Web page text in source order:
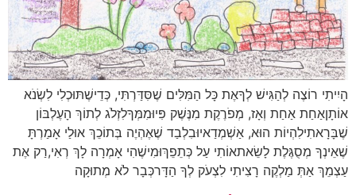
הָיִיתִי רוֹצֶה לְהַגִּישׁ לְךָאֶת כָּל הַמִּלִּים שֶׁסִּדַּרְתִּי, כְּדֵישֶׁתּוּכְלִי לִשְׂנֹא
אוֹתָןאַחַת אַחַת וְאָז, מְפֹרֶקֶת מִנֶּשֶׁק פִּיוּמִמְּךָלִזְלֹג לְתוֹךְ הָעֶלְבּוֹן
שֶׁבָּרָאתִילִהְיוֹת הוּא, אַשְׁמְדַאיוּבִלְבַד שֶׁאֶהְיֶה בְּתוֹכֵךְ אוּלַי אָמַרְתָּ
שֶׁאֵינְךָ מְסֻגֶּלֶת לָשֵׂאתאוֹתִי עַל כְּתֵפֵךְוּמִישֶׁהִי אָמְרָה לָךְ רְאִי,רַק אֶת
עַצְמֵךְ אַתְּ מַלְקֶה רָצִיתִי לִצְעֹק לְךָ הַדָּרכְּבָר לֹא מְתוּקָה